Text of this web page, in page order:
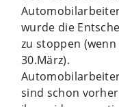
wurde die
zu stoppen
30.März).
sind schon